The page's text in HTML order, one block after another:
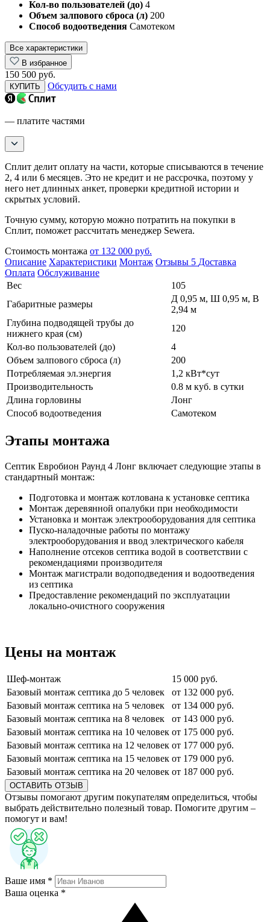
Кол-во пользователей (до) 4
Объем залпового сброса (л) 200
Способ водоотведения Самотеком
Все характеристики
В избранное
150 500 руб.
КУПИТЬ Обсудить с нами
— платите частями
Сплит делит оплату на части, которые списываются в течение
2, 4 или 6 месяцев. Это не кредит и не рассрочка, поэтому у
него нет длинных анкет, проверки кредитной истории и
скрытых условий.
Точную сумму, которую можно потратить на покупки в
Сплит, поможет рассчитать менеджер Sewera.
Стоимость монтажа от 132 000 руб.
Описание Характеристики Монтаж Отзывы 5 Доставка
Оплата Обслуживание
Вес
105
Габаритные размеры
Д 0,95 м, Ш 0,95 м, В
2,94 м
Глубина подводящей трубы до
нижнего края (см)
120
Кол-во пользователей (до)
4
Объем залпового сброса (л)
200
Потребляемая эл.энергия
1,2 кВт*сут
Производительность
0.8 м куб. в сутки
Длина горловины
Лонг
Способ водоотведения
Самотеком
Этапы монтажа
Септик Евробион Раунд 4 Лонг включает следующие этапы в
стандартный монтаж:
Подготовка и монтаж котлована к установке септика
Монтаж деревянной опалубки при необходимости
Установка и монтаж электрооборудования для септика
Пуско-наладочные работы по монтажу
электрооборудования и ввод электрического кабеля
Наполнение отсеков септика водой в соответствии с
рекомендациями производителя
Монтаж магистрали водоподведения и водоотведения
из септика
Предоставление рекомендаций по эксплуатации
локально-очистного сооружения
Цены на монтаж
Шеф-монтаж
15 000 руб.
Базовый монтаж септика до 5 человек
от 132 000 руб.
Базовый монтаж септика на 5 человек
от 134 000 руб.
Базовый монтаж септика на 8 человек
от 143 000 руб.
Базовый монтаж септика на 10 человек от 175 000 руб.
Базовый монтаж септика на 12 человек от 177 000 руб.
Базовый монтаж септика на 15 человек от 179 000 руб.
Базовый монтаж септика на 20 человек от 187 000 руб.
ОСТАВИТЬ ОТЗЫВ
Отзывы помогают другим покупателям определиться, чтобы
выбрать действительно полезный товар. Помогите другим –
помогут и вам!
Ваше имя *
Ваша оценка *